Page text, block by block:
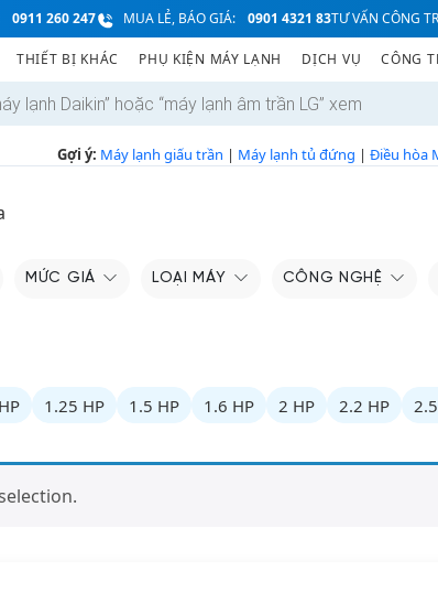
0911 260 247 MUA LẺ, BÁO GIÁ: 0901 4321 83TƯ VẤN CÔNG
THIẾT BỊ KHÁC PHỤ KIỆN MÁY LẠNH DỊCH VỤ CÔNG
Gợi ý: Máy lạnh giấu trần | Máy lạnh tủ đứng | Điều hòa
MỨC GIÁ LOẠI MÁY CÔNG NGHỆ
1.25 HP 1.5 HP 1.6 HP 2 HP 2.2 HP